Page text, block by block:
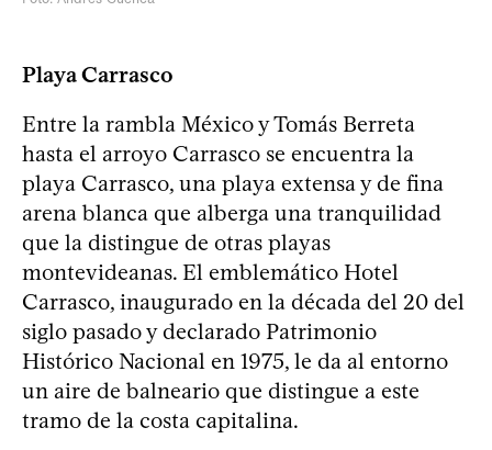
Playa Carrasco
Entre la rambla México y Tomás Berreta
hasta el arroyo Carrasco se encuentra la
playa Carrasco, una playa extensa y de fina
arena blanca que alberga una tranquilidad
que la distingue de otras playas
montevideanas. El emblemático Hotel
Carrasco, inaugurado en la década del 20 del
siglo pasado y declarado Patrimonio
Histórico Nacional en 1975, le da al entorno
un aire de balneario que distingue a este
tramo de la costa capitalina.